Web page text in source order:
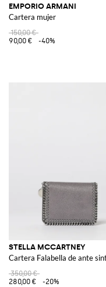
EMPORIO ARMANI
Cartera mujer
150,00 €
90,00 €
-40%
STELLA MCCARTNEY
Cartera Falabella de ante
350,00 €
280,00 €
-20%